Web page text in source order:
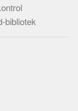
bibliotek